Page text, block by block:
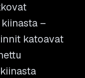
–
katoavat